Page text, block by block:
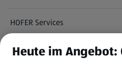
HOFER Services
Newsletter
Heute im Angebot: